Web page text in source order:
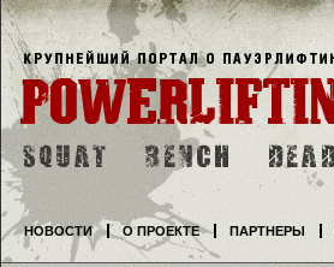
НОВОСТИ О ПРОЕКТЕ ПАРТНЕРЫ